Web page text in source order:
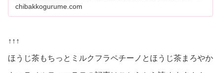
chibakkogurume.com
↑↑↑
ほうじ茶もちっとミルクフラペチーノとほうじ茶まろやか